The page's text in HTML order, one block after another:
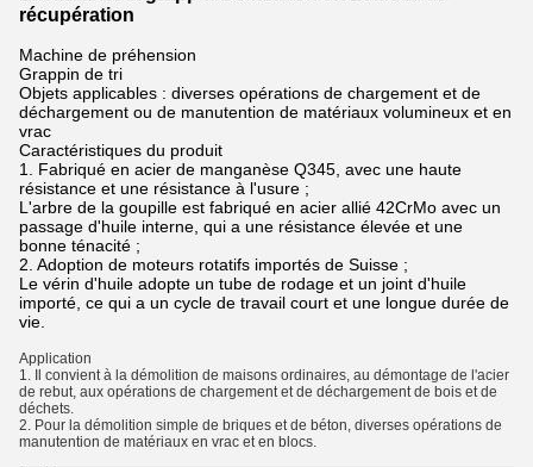
récupération
Machine de préhension
Grappin de tri
Objets applicables : diverses opérations de chargement et de
déchargement ou de manutention de matériaux volumineux et en
vrac
Caractéristiques du produit
1. Fabriqué en acier de manganèse Q345, avec une haute
résistance et une résistance à l'usure ;
L'arbre de la goupille est fabriqué en acier allié 42CrMo avec un
passage d'huile interne, qui a une résistance élevée et une
bonne ténacité ;
2. Adoption de moteurs rotatifs importés de Suisse ;
Le vérin d'huile adopte un tube de rodage et un joint d'huile
importé, ce qui a un cycle de travail court et une longue durée de
vie.
Application
1. Il convient à la démolition de maisons ordinaires, au démontage de l'acier
de rebut, aux opérations de chargement et de déchargement de bois et de
déchets.
2. Pour la démolition simple de briques et de béton, diverses opérations de
manutention de matériaux en vrac et en blocs.